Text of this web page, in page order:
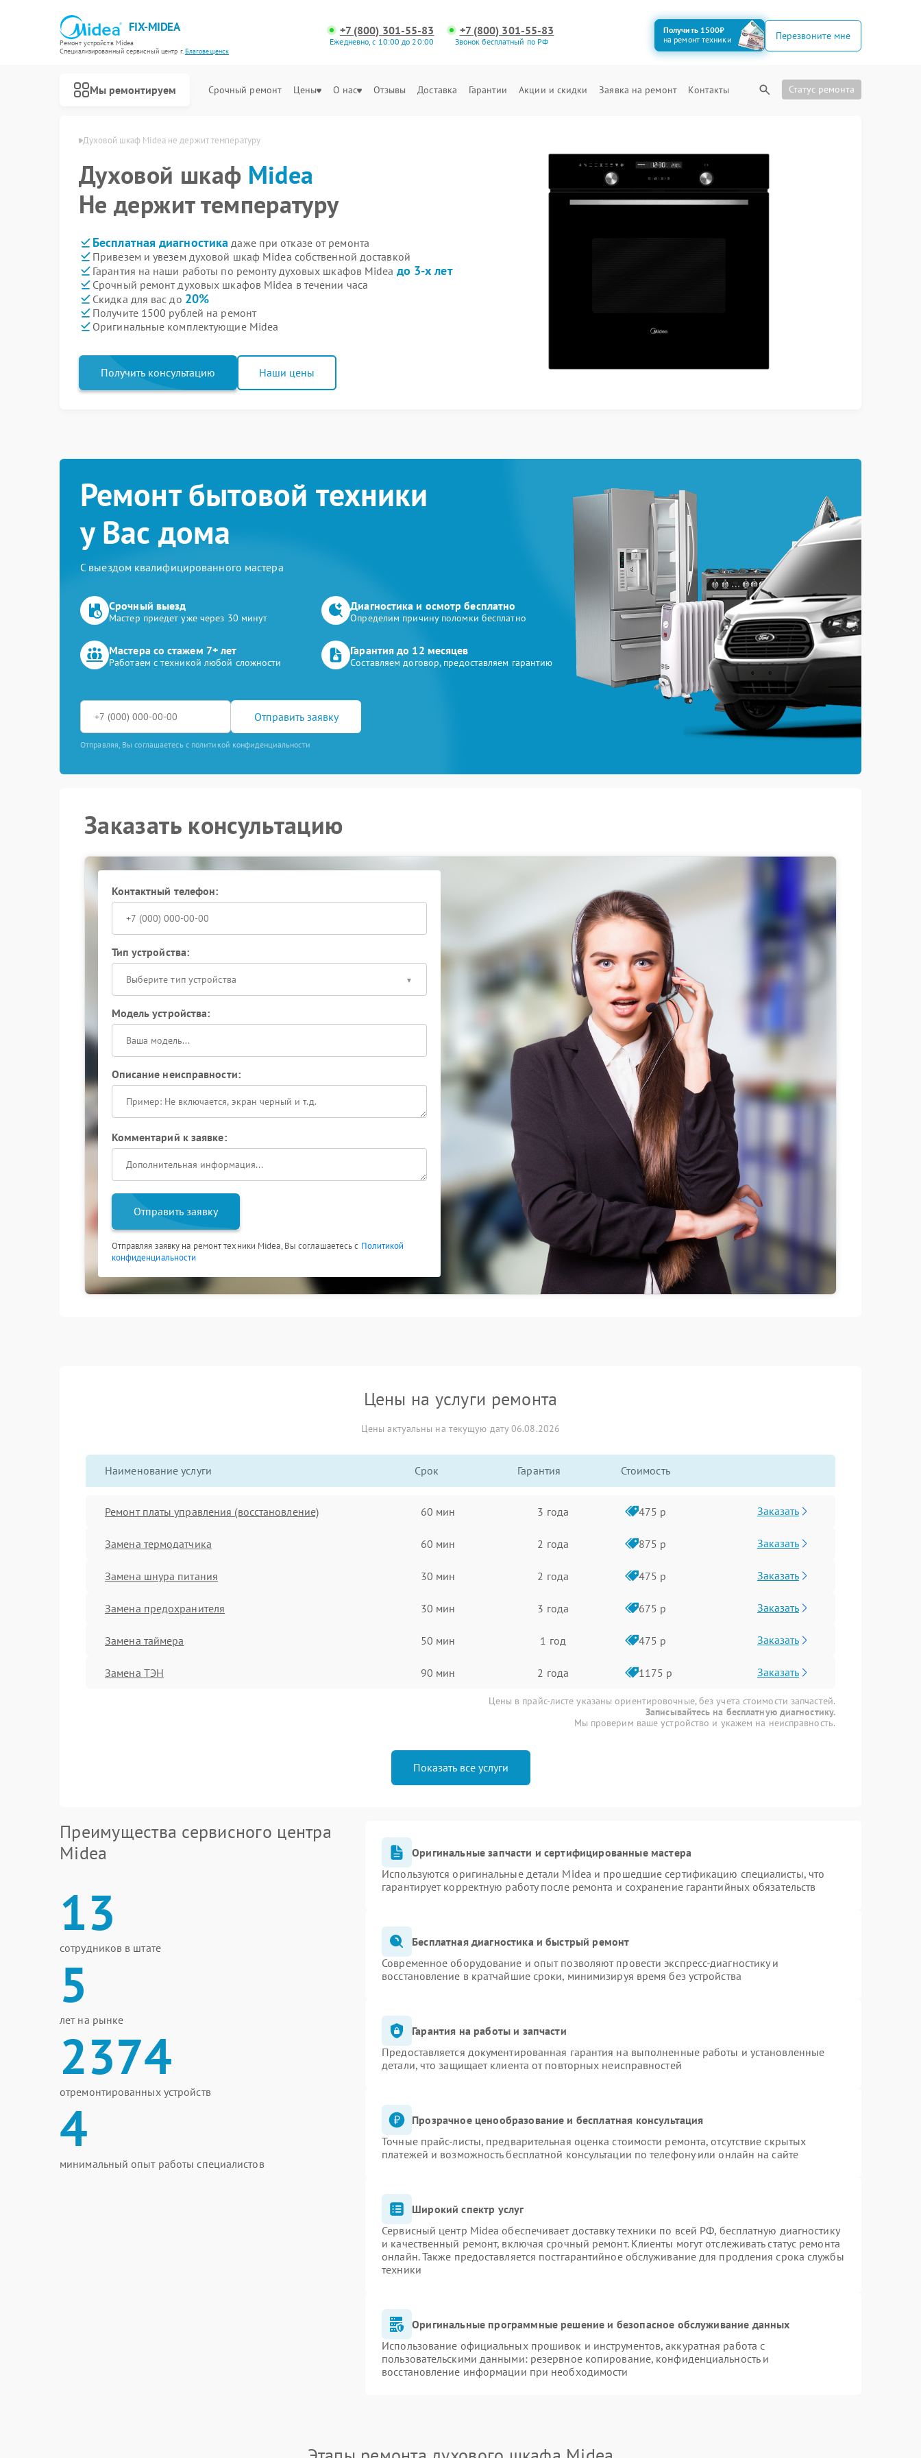
FIX-MIDEA
Ремонт устройств Midea
Специализированный cервисный центр г.Благовещенск
+7 (800) 301-55-83
Ежедневно, с 10:00 до 20:00
+7 (800) 301-55-83
Звонок бесплатный по РФ
Получить 1500₽
на ремонт техники
Перезвоните мне
Мы ремонтируем Срочный ремонт Цены О нас Отзывы Доставка Гарантии Акции и скидки Заявка на ремонт Контакты Статус ремонта
в Благовещенске Духовой шкаф Midea не держит температуру
Духовой шкаф Midea
Не держит температуру
Бесплатная диагностика даже при отказе от ремонта
Привезем и увезем духовой шкаф Midea собственной доставкой
Гарантия на наши работы по ремонту духовых шкафов Midea до 3-х лет
Срочный ремонт духовых шкафов Midea в течении часа
Скидка для вас до 20%
Получите 1500 рублей на ремонт
Оригинальные комплектующие Midea
Получить консультацию Наши цены
Ремонт бытовой техники
у Вас дома
С выездом квалифицированного мастера
Срочный выезд
Мастер приедет уже через 30 минут
Диагностика и осмотр бесплатно
Определим причину поломки бесплатно
Мастера со стажем 7+ лет
Работаем с техникой любой сложности
Гарантия до 12 месяцев
Составляем договор, предоставляем гарантию
Отправить заявку
Отправляя, Вы соглашаетесь с политикой конфиденциальности
Заказать консультацию
Контактный телефон:
Тип устройства:
Выберите тип устройства
Модель устройства:
Описание неисправности:
Комментарий к заявке:
Отправить заявку
Отправляя заявку на ремонт техники Midea, Вы соглашаетесь с Политикой
конфиденциальности
Цены на услуги ремонта
Цены актуальны на текущую дату 06.08.2026
Наименование услуги Срок Гарантия Стоимость
Ремонт платы управления (восстановление) 60 мин 3 года 475 р Заказать
Замена термодатчика 60 мин 2 года 875 р Заказать
Замена шнура питания 30 мин 2 года 475 р Заказать
Замена предохранителя 30 мин 3 года 675 р Заказать
Замена таймера 50 мин 1 год 475 р Заказать
Замена ТЭН 90 мин 2 года 1175 р Заказать
Цены в прайс-листе указаны ориентировочные, без учета стоимости запчастей.
Записывайтесь на бесплатную диагностику.
Мы проверим ваше устройство и укажем на неисправность.
Показать все услуги
Преимущества сервисного центра
Midea
13
сотрудников в штате
5
лет на рынке
2374
отремонтированных устройств
4
минимальный опыт работы специалистов
Оригинальные запчасти и сертифицированные мастера
Используются оригинальные детали Midea и прошедшие сертификацию специалисты, что
гарантирует корректную работу после ремонта и сохранение гарантийных обязательств
Бесплатная диагностика и быстрый ремонт
Современное оборудование и опыт позволяют провести экспресс-диагностику и
восстановление в кратчайшие сроки, минимизируя время без устройства
Гарантия на работы и запчасти
Предоставляется документированная гарантия на выполненные работы и установленные
детали, что защищает клиента от повторных неисправностей
Прозрачное ценообразование и бесплатная консультация
Точные прайс-листы, предварительная оценка стоимости ремонта, отсутствие скрытых
платежей и возможность бесплатной консультации по телефону или онлайн на сайте
Широкий спектр услуг
Сервисный центр Midea обеспечивает доставку техники по всей РФ, бесплатную диагностику
и качественный ремонт, включая срочный ремонт. Клиенты могут отслеживать статус ремонта
онлайн. Также предоставляется постгарантийное обслуживание для продления срока службы
техники
Оригинальные программные решение и безопасное обслуживание данных
Использование официальных прошивок и инструментов, аккуратная работа с
пользовательскими данными: резервное копирование, конфиденциальность и
восстановление информации при необходимости